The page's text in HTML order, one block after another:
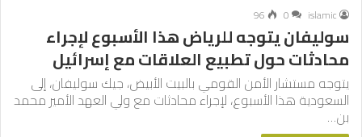
islamic
0
96
سوليفان يتوجه للرياض هذا الأسبوع لإجراء
محادثات حول تطبيع العلاقات مع إسرائيل
يتوجه مستشار الأمن القومي بالبيت الأبيض، جيك سوليفان، إلى
السعودية هذا الأسبوع، لإجراء محادثات مع ولي العهد الأمير محمد
بن…